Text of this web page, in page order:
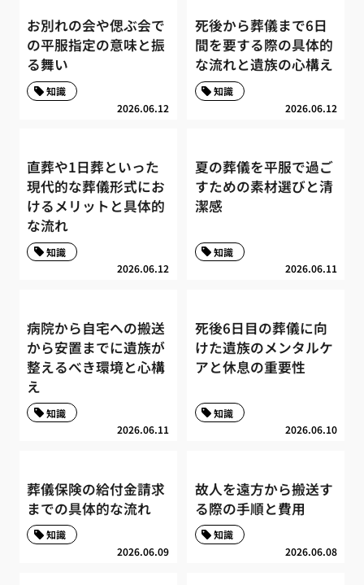
お別れの会や偲ぶ会で
の平服指定の意味と振
る舞い
2026.06.12
知識
死後から葬儀まで6日
間を要する際の具体的
な流れと遺族の心構え
2026.06.12
知識
直葬や1日葬といった
現代的な葬儀形式にお
けるメリットと具体的
な流れ
2026.06.12
知識
夏の葬儀を平服で過ご
すための素材選びと清
潔感
2026.06.11
知識
病院から自宅への搬送
から安置までに遺族が
整えるべき環境と心構
え
2026.06.11
知識
死後6日目の葬儀に向
けた遺族のメンタルケ
アと休息の重要性
2026.06.10
知識
葬儀保険の給付金請求
までの具体的な流れ
2026.06.09
知識
故人を遠方から搬送す
る際の手順と費用
2026.06.08
知識